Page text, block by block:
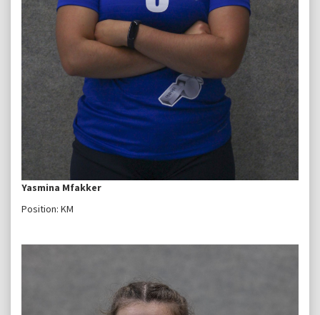
Yasmina Mfakker
Position: KM